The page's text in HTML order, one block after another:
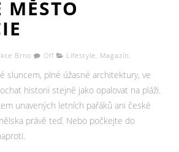
MĚSTO
Brno Off Lifestyle Magazín
sluncem, plné úžasné architektury, ve
historii stejně jako opalovat na pláži.
unavených letních pařáků ani české
právě teď. Nebo počkejte do